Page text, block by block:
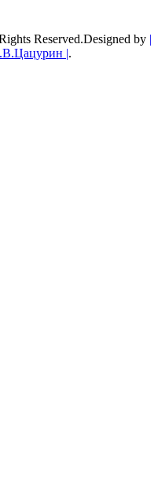
Reserved.Designed by |
|.